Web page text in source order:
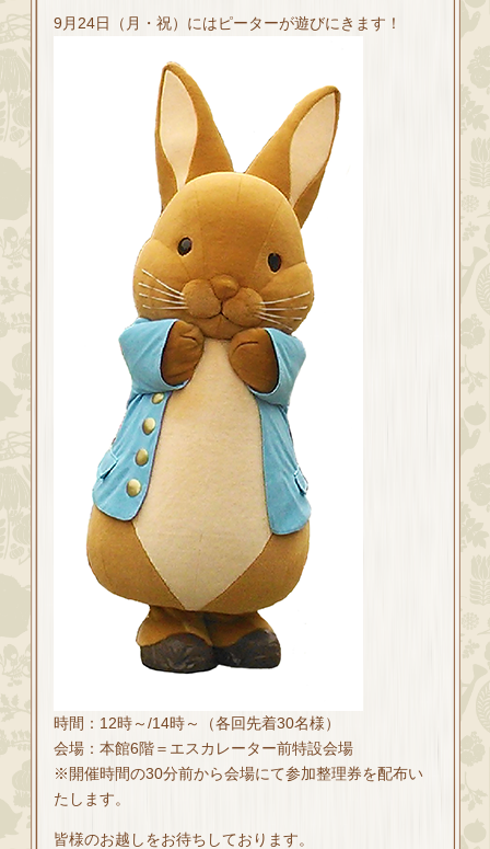
9月24日（月・祝）にはピーターが遊びにきます！
時間：12時～/14時～（各回先着30名様）
会場：本館6階＝エスカレーター前特設会場
※開催時間の30分前から会場にて参加整理券を配布い
たします。
皆様のお越しをお待ちしております。